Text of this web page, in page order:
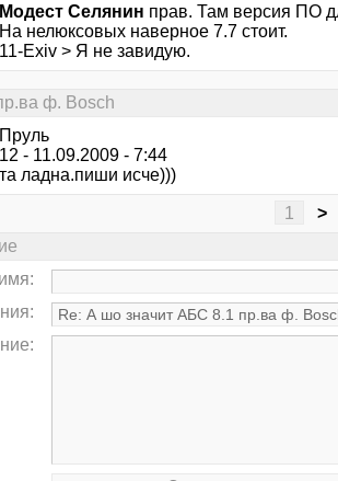
Модест Селянин прав. Там версия ПО
На нелюксовых наверное 7.7 стоит.
11-Exiv > Я не завидую.
ф. Bosсh
Пруль
12 - 11.09.2009 - 7:44
та ладна.пиши исче)))
1 >